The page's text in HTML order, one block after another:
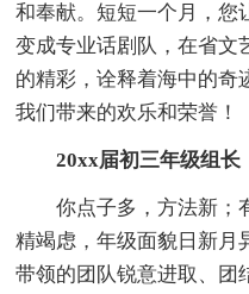
和奉献。短短一个月，您
变成专业话剧队，在省文
的精彩，诠释着海中的奇
我们带来的欢乐和荣誉！
20xx届初三年级组长
你点子多，方法新；
精竭虑，年级面貌日新月
带领的团队锐意进取、团